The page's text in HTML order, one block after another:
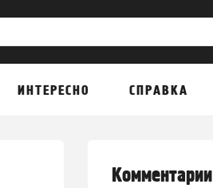
ИНТЕРЕСНО СПРАВКА
Комментарии